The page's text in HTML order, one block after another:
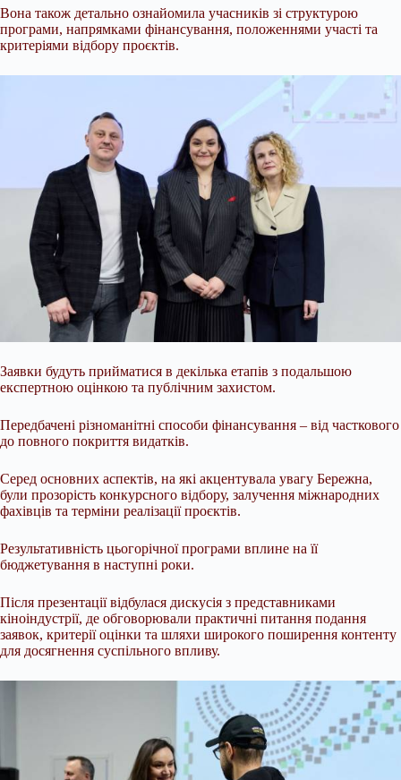
Вона також детально ознайомила учасників зі структурою
програми, напрямками фінансування, положеннями участі та
критеріями відбору проєктів.
Заявки будуть прийматися в декілька етапів з подальшою
експертною оцінкою та публічним захистом.
Передбачені різноманітні способи фінансування – від часткового
до повного покриття видатків.
Серед основних аспектів, на які акцентувала увагу Бережна,
були прозорість конкурсного відбору, залучення міжнародних
фахівців та терміни реалізації проєктів.
Результативність цьогорічної програми вплине на її
бюджетування в наступні роки.
Після презентації відбулася дискусія з представниками
кіноіндустрії, де обговорювали практичні питання подання
заявок, критерії оцінки та шляхи широкого поширення контенту
для досягнення суспільного впливу.